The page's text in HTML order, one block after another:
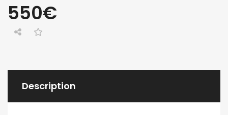
550€
Description
ago